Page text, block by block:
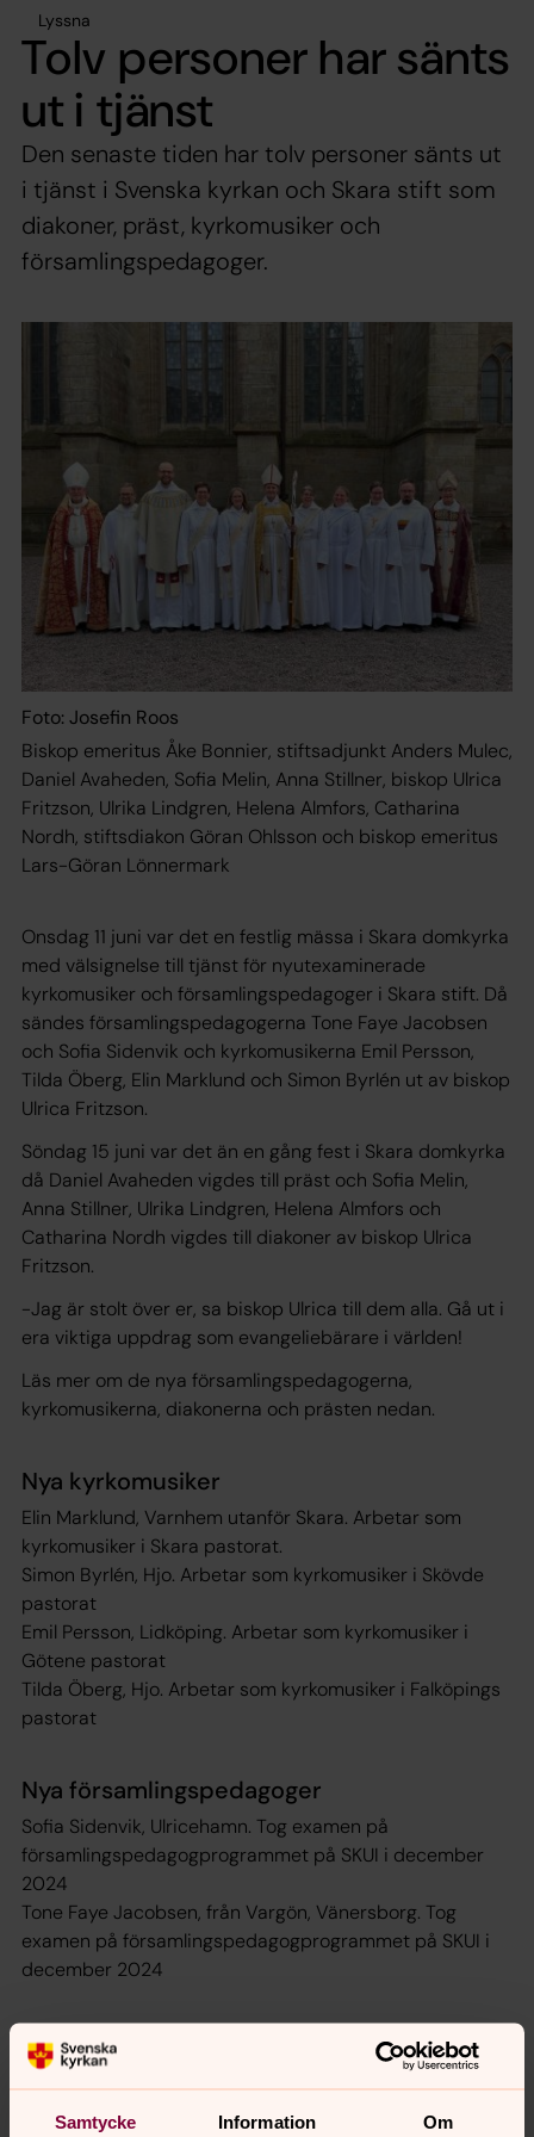
Samtycke Information Om
Lyssna
Tolv personer har sänts
ut i tjänst
Den senaste tiden har tolv personer sänts ut
i tjänst i Svenska kyrkan och Skara stift som
diakoner, präst, kyrkomusiker och
församlingspedagoger.
Foto: Josefin Roos
Biskop emeritus Åke Bonnier, stiftsadjunkt Anders Mulec,
Daniel Avaheden, Sofia Melin, Anna Stillner, biskop Ulrica
Fritzson, Ulrika Lindgren, Helena Almfors, Catharina
Nordh, stiftsdiakon Göran Ohlsson och biskop emeritus
Lars-Göran Lönnermark
Onsdag 11 juni var det en festlig mässa i Skara domkyrka
med välsignelse till tjänst för nyutexaminerade
kyrkomusiker och församlingspedagoger i Skara stift. Då
sändes församlingspedagogerna Tone Faye Jacobsen
och Sofia Sidenvik och kyrkomusikerna Emil Persson,
Tilda Öberg, Elin Marklund och Simon Byrlén ut av biskop
Ulrica Fritzson.
Söndag 15 juni var det än en gång fest i Skara domkyrka
då Daniel Avaheden vigdes till präst och Sofia Melin,
Anna Stillner, Ulrika Lindgren, Helena Almfors och
Catharina Nordh vigdes till diakoner av biskop Ulrica
Fritzson.
-Jag är stolt över er, sa biskop Ulrica till dem alla. Gå ut i
era viktiga uppdrag som evangeliebärare i världen!
Läs mer om de nya församlingspedagogerna,
kyrkomusikerna, diakonerna och prästen nedan.
Nya kyrkomusiker
Elin Marklund, Varnhem utanför Skara. Arbetar som
kyrkomusiker i Skara pastorat.
Simon Byrlén, Hjo. Arbetar som kyrkomusiker i Skövde
pastorat
Emil Persson, Lidköping. Arbetar som kyrkomusiker i
Götene pastorat
Tilda Öberg, Hjo. Arbetar som kyrkomusiker i Falköpings
pastorat
Nya församlingspedagoger
Sofia Sidenvik, Ulricehamn. Tog examen på
församlingspedagogprogrammet på SKUI i december
2024
Tone Faye Jacobsen, från Vargön, Vänersborg. Tog
examen på församlingspedagogprogrammet på SKUI i
december 2024
Nya diakoner
Catharina Nordh, Dalsjöfors utanför Borås. Ska arbeta